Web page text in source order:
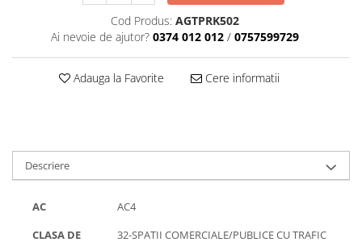
Cod Produs: AGTPRK502
Ai nevoie de ajutor? 0374 012 012 / 0757599729
Adauga la Favorite Cere informatii
Descriere
AC
AC4
CLASA DE
32-SPATII COMERCIALE/PUBLICE CU TRAFIC